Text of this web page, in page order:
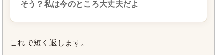
そう？私は今のところ大丈夫だよ
これで短く返します。